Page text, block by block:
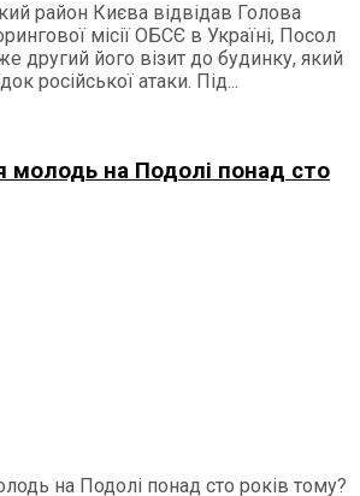
район Києва відвідав Голова
місії ОБСЄ в Україні, Посол
другий його візит до будинку, який
російської атаки. Під...
молодь на Подолі понад сто
на Подолі понад сто років тому?